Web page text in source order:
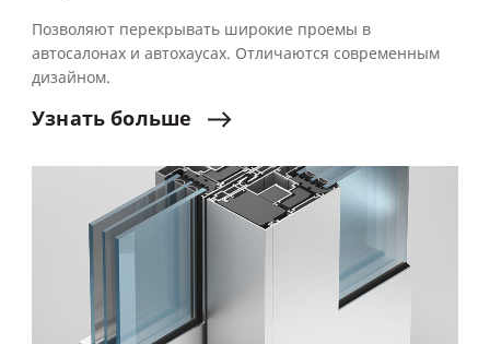
Позволяют перекрывать широкие проемы в
автосалонах и автохаусах. Отличаются современным
дизайном.
Узнать больше